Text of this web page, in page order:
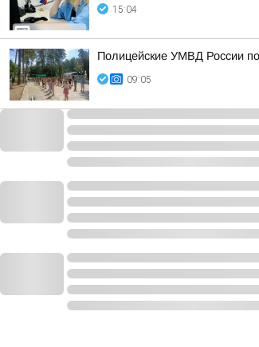
15:04
Полицейские УМВД России
09:05